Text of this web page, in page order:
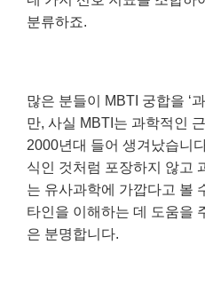
분류하죠.
많은 분들이 MBTI 궁합을 ‘
만, 사실 MBTI는 과학적인
2000년대 들어 생겨났습니
식인 것처럼 포장하지 않고
는 유사과학에 가깝다고 볼
타인을 이해하는 데 도움을
은 분명합니다.